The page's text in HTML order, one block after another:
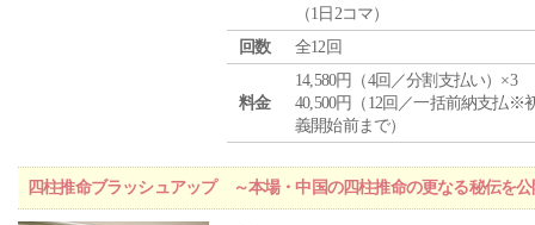
（1日2コマ）
回数
全12回
料金
14,580円（4回／分割支払い）×3
40,500円（12回／一括前納支払※
義開始前まで）
四柱推命ブラッシュアップ ～本場・中国の四柱推命の更なる秘伝を